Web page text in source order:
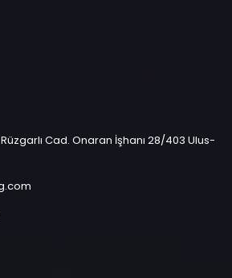
Cad. Onaran İşhanı 28/403 Ulus-